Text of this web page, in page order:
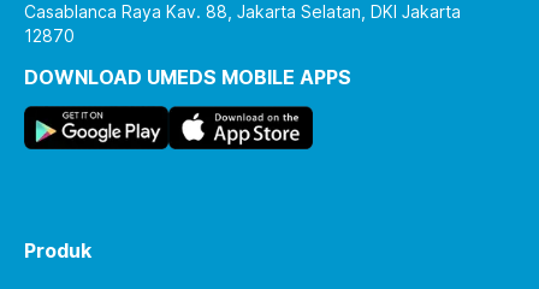
Casablanca Raya Kav. 88, Jakarta Selatan, DKI Jakarta
12870
DOWNLOAD UMEDS MOBILE APPS
Produk